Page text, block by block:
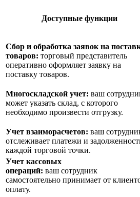
Доступные функции
Сбор и обработка заявок на
товаров: торговый представитель
оперативно оформляет заявку на
поставку товаров.
Многоскладской учет: ваш
может указать склад, с которого
необходимо произвести отгрузку.
Учет взаиморасчетов: ваш
отслеживает платежи и
каждой торговой точки.
Учет кассовых
операций: ваш сотрудник
самостоятельно принимает от
оплату.